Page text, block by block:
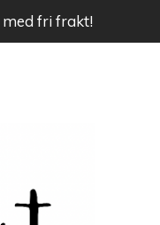
med fri frakt!